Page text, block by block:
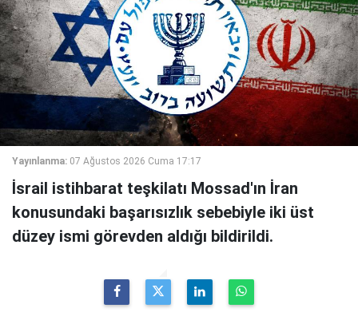
Yayınlanma: 07 Ağustos 2026 Cuma 17:17
İsrail istihbarat teşkilatı Mossad'ın İran
konusundaki başarısızlık sebebiyle iki üst
düzey ismi görevden aldığı bildirildi.